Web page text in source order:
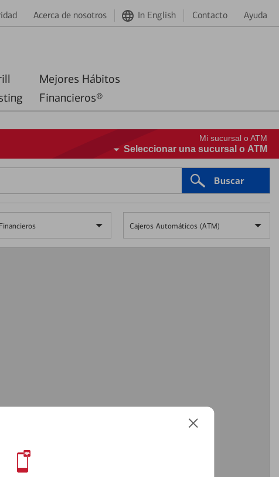
Acerca de nosotros In English Contacto Ayuda
Mejores Hábitos
Financieros®
Mi sucursal o ATM
Seleccionar una sucursal o ATM
Buscar
Cajeros Automáticos (ATM)